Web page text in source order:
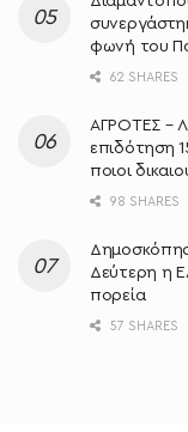
φωνή του
62 SHARES
ΑΓΡΟΤΕΣ –
επιδότηση
ποιοι
98 SHARES
Δεύτερη η
πορεία
57 SHARES